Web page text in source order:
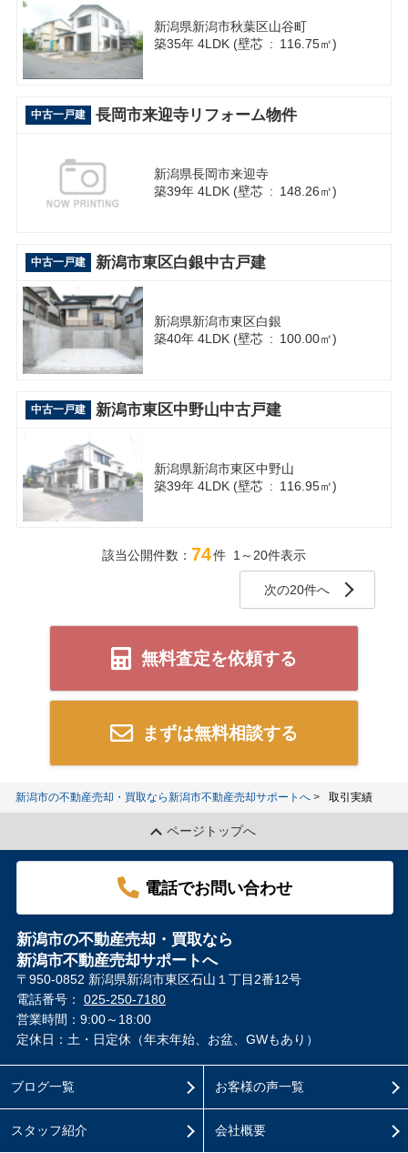
新潟県新潟市秋葉区山谷町
築35年 4LDK (壁芯 : 116.75㎡)
中古一戸建 長岡市来迎寺リフォーム物件
新潟県長岡市来迎寺
築39年 4LDK (壁芯 : 148.26㎡)
中古一戸建 新潟市東区白銀中古戸建
新潟県新潟市東区白銀
築40年 4LDK (壁芯 : 100.00㎡)
中古一戸建 新潟市東区中野山中古戸建
新潟県新潟市東区中野山
築39年 4LDK (壁芯 : 116.95㎡)
該当公開件数： 74件 1～20件表示
次の20件へ
無料査定を依頼する
まずは無料相談する
新潟市の不動産売却・買取なら新潟市不動産売却サポートへ 取引実績
ページトップへ
電話でお問い合わせ
新潟市の不動産売却・買取なら
新潟市不動産売却サポートへ
〒950-0852 新潟県新潟市東区石山１丁目2番12号
電話番号： 025-250-7180
営業時間：9:00～18:00
定休日：土・日定休（年末年始、お盆、GWもあり）
ブログ一覧
スタッフ紹介
お客様の声一覧
会社概要